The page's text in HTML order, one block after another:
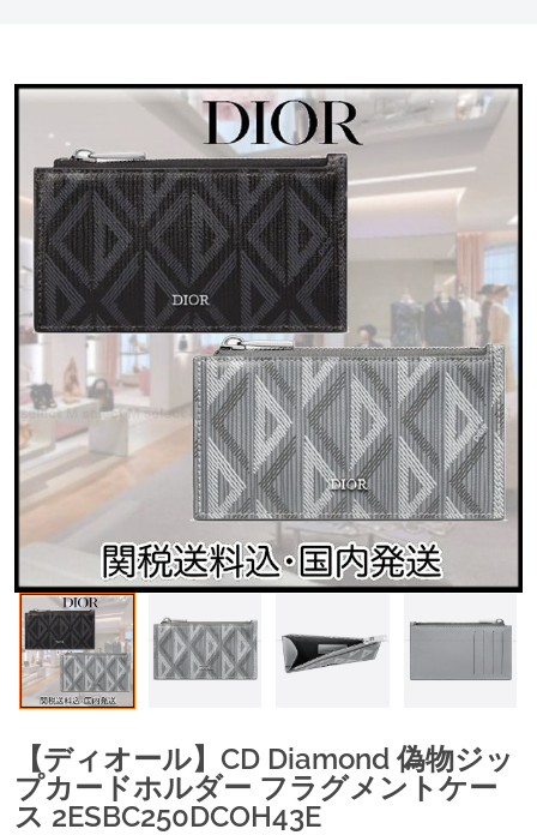
【ディオール】CD Diamond 偽物ジッ
プカードホルダー フラグメントケー
ス 2ESBC250DCOH43E